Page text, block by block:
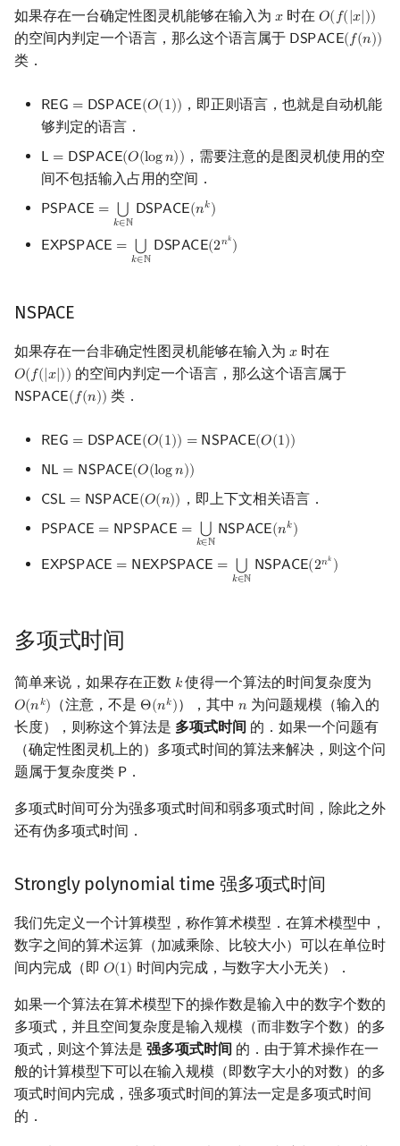
如果存在一台确定性图灵机能够在输入为 𝑥
x 时在𝑂(𝑓(|𝑥|))
O(f(|x|) )
的空间内判定一个语言，那么这个语言属于 𝖣𝖲𝖯𝖠𝖢𝖤(𝑓(𝑛))
DSPACE(f(n))
类．
𝖱𝖤𝖦 = 𝖣𝖲𝖯𝖠𝖢𝖤(𝑂(1))
REG=DSPACE(O(1))
，即正则语言，也就是自动机能
够判定的语言．
𝖫 = 𝖣𝖲𝖯𝖠𝖢𝖤(𝑂(log𝑛))
L =DSPACE(O(logn))
，需要注意的是图灵机使用的空
间不包括输入占用的空间．
𝖯𝖲𝖯𝖠𝖢𝖤 = ⋃
𝑘∈ℕ
𝖣𝖲𝖯𝖠𝖢𝖤(𝑛𝑘)
PSPACE= ⋃k ∈N DSPACE(nk)
𝖤𝖷𝖯𝖲𝖯𝖠𝖢𝖤 = ⋃
𝑘∈ℕ
𝖣𝖲𝖯𝖠𝖢𝖤(2𝑛𝑘)
EXPSPACE= ⋃k ∈N DSPACE(2nk
NSPACE
如果存在一台非确定性图灵机能够在输入为 𝑥
x 时在
𝑂(𝑓(|𝑥|))
O(f(| x|) ) 的空间内判定一个语言，那么这个语言属于
𝖭𝖲𝖯𝖠𝖢𝖤(𝑓(𝑛))
NSPACE(f(n)) 类．
𝖱𝖤𝖦 = 𝖣𝖲𝖯𝖠𝖢𝖤(𝑂(1)) = 𝖭𝖲𝖯𝖠𝖢𝖤(𝑂(1))
REG=DSPACE(O(1))=NSPACE(O(1))
𝖭𝖫 = 𝖭𝖲𝖯𝖠𝖢𝖤(𝑂(log𝑛))
NL =NSPACE(O(logn))
𝖢𝖲𝖫 = 𝖭𝖲𝖯𝖠𝖢𝖤(𝑂(𝑛))
CSL=NSPACE(O(n)) ，即上下文相关语言．
𝖯𝖲𝖯𝖠𝖢𝖤 = 𝖭𝖯𝖲𝖯𝖠𝖢𝖤 = ⋃
𝑘∈ℕ
𝖭𝖲𝖯𝖠𝖢𝖤(𝑛𝑘)
PSPACE= NPSPACE=⋃k ∈NNSPACE(nk)
𝖤𝖷𝖯𝖲𝖯𝖠𝖢𝖤 = 𝖭𝖤𝖷𝖯𝖲𝖯𝖠𝖢𝖤 = ⋃
𝑘∈ℕ
𝖭𝖲𝖯𝖠𝖢𝖤(2𝑛𝑘 )
EXPSPACE= NEXPSPACE=⋃k∈N NSPACE(2nk)
多项式时间
简单来说，如果存在正数 𝑘
k使得一个算法的时间复杂度为
𝑂(𝑛𝑘)
O(nk) （注意，不是 Θ(𝑛𝑘)
Θ(nk) ），其中𝑛
n 为问题规模（输入的
长度），则称这个算法是 多项式时间 的．如果一个问题有
（确定性图灵机上的）多项式时间的算法来解决，则这个问
题属于复杂度类 𝖯
P ．
多项式时间可分为强多项式时间和弱多项式时间，除此之外
还有伪多项式时间．
Strongly polynomial time 强多项式时间
我们先定义一个计算模型，称作算术模型．在算术模型中，
数字之间的算术运算（加减乘除、比较大小）可以在单位时
间内完成（即 𝑂(1)
O(1) 时间内完成，与数字大小无关）．
如果一个算法在算术模型下的操作数是输入中的数字个数的
多项式，并且空间复杂度是输入规模（而非数字个数）的多
项式，则这个算法是 强多项式时间 的．由于算术操作在一
般的计算模型下可以在输入规模（即数字大小的对数）的多
项式时间内完成，强多项式时间的算法一定是多项式时间
的．